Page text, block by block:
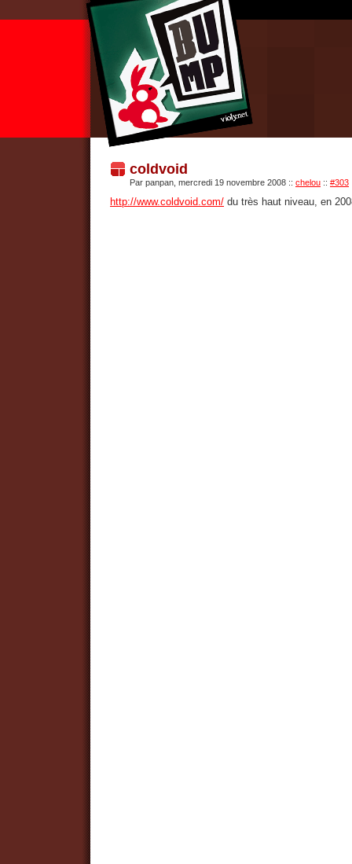
coldvoid
Par panpan, mercredi 19 novembre 2008 :: chelou :: #303
http://www.coldvoid.com/ du très haut niveau, en